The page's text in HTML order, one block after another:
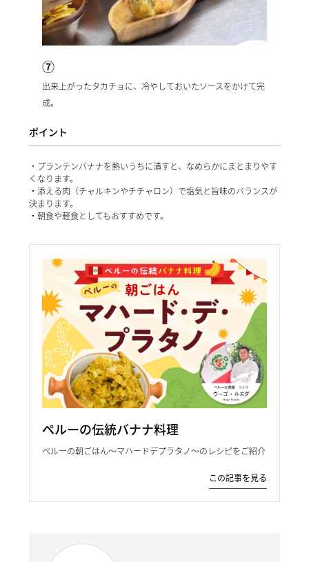
⑦
出来上がったタカチョに、冷やしておいたソースをかけて完
成。
ポイント
・プランテンバナナを熱いうちに潰すと、なめらかにまとまりやす
くなります。
・添える肉（チャルキンやチチャロン）で塩気と旨味のバランスが
決まります。
・朝食や軽食としてもおすすめです。
ペルーの伝統バナナ料理
ペルーの朝ごはん～マハードデプラタノ～のレシピをご紹介
この記事を見る